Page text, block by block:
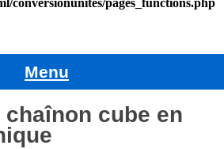
Menu
cube en